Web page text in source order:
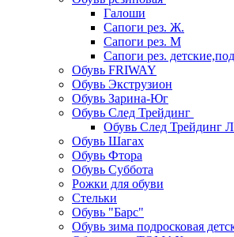
Галоши
Сапоги рез. Ж.
Сапоги рез. М
Сапоги рез.
Обувь FRIWAY
Обувь Экструзион
Обувь Зарина-Юг
Обувь След Трейдинг
Обувь След Трейдинг
Обувь Шагах
Обувь Фтора
Обувь Суббота
Рожки для обуви
Стельки
Обувь "Барс"
Обувь зима подросковая